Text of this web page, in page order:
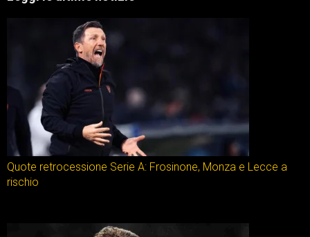
Quote retrocessione Serie A: Frosinone, Monza e Lecce a
rischio